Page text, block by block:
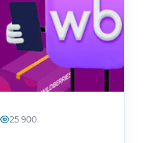
25 900